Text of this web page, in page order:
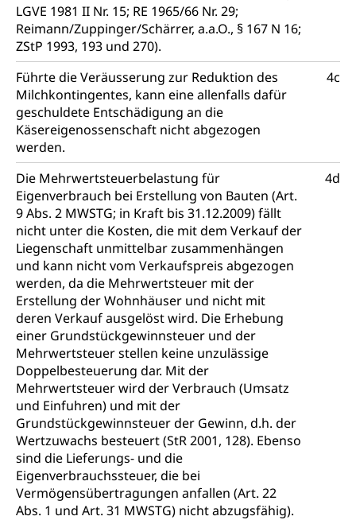
LGVE 1981 II Nr. 15; RE 1965/66 Nr. 29;
Reimann/Zuppinger/Schärrer, a.a.O., § 167 N 16;
ZStP 1993, 193 und 270).
Führte die Veräusserung zur Reduktion des
Milchkontingentes, kann eine allenfalls dafür
geschuldete Entschädigung an die
Käsereigenossenschaft nicht abgezogen
werden.
4c
Die Mehrwertsteuerbelastung für
Eigenverbrauch bei Erstellung von Bauten (Art.
9 Abs. 2 MWSTG; in Kraft bis 31.12.2009) fällt
nicht unter die Kosten, die mit dem Verkauf der
Liegenschaft unmittelbar zusammenhängen
und kann nicht vom Verkaufspreis abgezogen
werden, da die Mehrwertsteuer mit der
Erstellung der Wohnhäuser und nicht mit
deren Verkauf ausgelöst wird. Die Erhebung
einer Grundstückgewinnsteuer und der
Mehrwertsteuer stellen keine unzulässige
Doppelbesteuerung dar. Mit der
Mehrwertsteuer wird der Verbrauch (Umsatz
und Einfuhren) und mit der
Grundstückgewinnsteuer der Gewinn, d.h. der
Wertzuwachs besteuert (StR 2001, 128). Ebenso
sind die Lieferungs- und die
Eigenverbrauchssteuer, die bei
Vermögensübertragungen anfallen (Art. 22
Abs. 1 und Art. 31 MWSTG) nicht abzugsfähig).
4d
Erbschaftssteuer, Schenkungssteuer, Gewinn- und
Kapitalsteuer
Steuern (Dienststelle)
Ombudsstellen
Vermittler, Vermittlungsstelle, Schlichtungsstelle,
Vermittlung, Schlichtung, Mediation
Umgang mit Beschwerden (Volksschulen)
Beschwerde Strassenverkehrsamt
Beschwerdestelle Spitäler
Schlichtungsstelle SEG
Rassismus
Diskriminierung, Fremdenfeindlichkeit,
Gleichberechtigung
Anlaufstelle Schutz vor Diskriminierung
(fabia)
Schutz vor Diskriminierung
Strafregister und Strafverfahren
Strafrecht, Strafrechtspflege, Gerichtsverfahren,
Strafregistereintrag, Strafregisterauszug,
Kriminalität
Strafverfahren Staatsanwaltschaft
Strafregisterauszug bestellen (EJPD)
Vormundschaft
Vormund, Amtsvormund, Mündel,
Vormundschaftsbehörde, Kindesschutz,
Jugendschutz
Kindes- und Erwachsenenschutz KESB
Kindes- und Erwachsenenschutzbehörden im
Kanton Luzern
Umwelt und Bauen
Abfall
Abfallentsorgung, Kehrichtabfuhr, Müllabfuhr